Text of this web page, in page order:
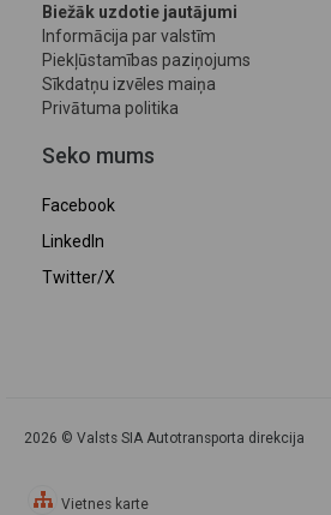
Biežāk uzdotie jautājumi
Informācija par valstīm
Piekļūstamības paziņojums
Sīkdatņu izvēles maiņa
Privātuma politika
Seko mums
Facebook
LinkedIn
Twitter/X
2026 © Valsts SIA Autotransporta direkcija
Vietnes karte